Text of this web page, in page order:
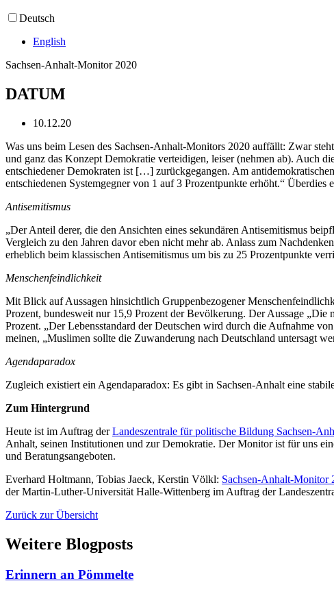
Deutsch
English
Sachsen-Anhalt-Monitor 2020
DATUM
10.12.20
Was uns beim Lesen des Sachsen-Anhalt-Monitors 2020 auffällt: Zwar
und ganz das Konzept Demokratie verteidigen, leiser (nehmen ab). Auch
entschiedener Demokraten ist […] zurückgegangen. Am
entschiedenen Systemgegner von 1 auf 3 Prozentpunkte erhöht.“
Antisemitismus
„Der Anteil derer, die den Ansichten eines sekundären Antisemitismus
Vergleich zu den Jahren davor eben nicht mehr ab. Anlass zum
erheblich beim klassischen Antisemitismus um bis zu 25 Prozentpunkte
Menschenfeindlichkeit
Mit Blick auf Aussagen hinsichtlich Gruppenbezogener
Prozent, bundesweit nur 15,9 Prozent der Bevölkerung. Der Aussage
Prozent. „Der Lebensstandard der Deutschen wird durch die Aufnahme
meinen, „Muslimen sollte die Zuwanderung nach Deutschland untersagt
Agendaparadox
Zugleich existiert ein Agendaparadox: Es gibt in Sachsen-Anhalt eine
Zum Hintergrund
Heute ist im Auftrag derLandeszentrale für politische Bildung Sachsen-
Anhalt, seinen Institutionen und zur Demokratie. Der Monitor ist für uns
und Beratungsangeboten.
Everhard Holtmann, Tobias Jaeck, Kerstin Völkl: Sachsen-Anhalt-Monitor
der Martin-Luther-Universität Halle-Wittenberg im Auftrag der
Zurück zur Übersicht
Weitere Blogposts
Erinnern an Pömmelte